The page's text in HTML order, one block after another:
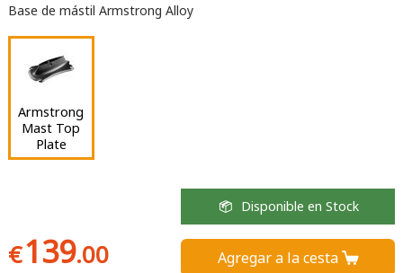
Base de mástil Armstrong Alloy
Armstrong
Mast Top
Plate
€139.00
Disponible en Stock
Agregar a la cesta 